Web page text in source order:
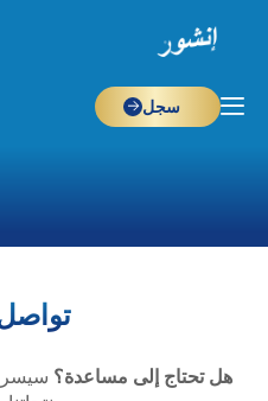
سجل
هل تحتاج إلى مساعدة؟